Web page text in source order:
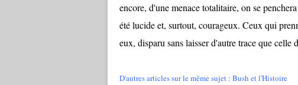
encore, d'une menace totalitaire, on se
été lucide et, surtout, courageux. Ceux qui
eux, disparu sans laisser d'autre trace que
D'autres articles sur le même sujet : Bush et l'Histoire